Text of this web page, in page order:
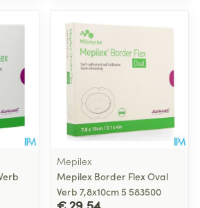
Mepilex
Mepilex Border Flex Oval
Verb 7,8x10cm 5 583500